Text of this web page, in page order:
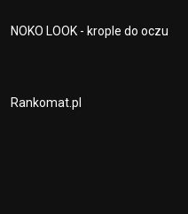
NOKO LOOK - krople do oczu
Rankomat.pl